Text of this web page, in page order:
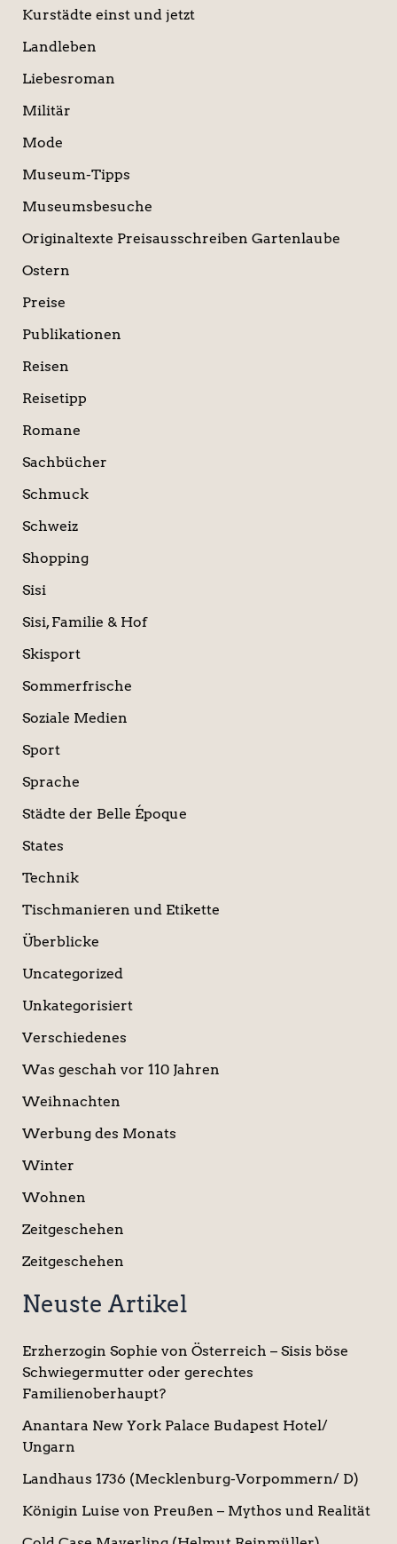
Kurstädte einst und jetzt
Landleben
Liebesroman
Militär
Mode
Museum-Tipps
Museumsbesuche
Originaltexte Preisausschreiben Gartenlaube
Ostern
Preise
Publikationen
Reisen
Reisetipp
Romane
Sachbücher
Schmuck
Schweiz
Shopping
Sisi
Sisi, Familie & Hof
Skisport
Sommerfrische
Soziale Medien
Sport
Sprache
Städte der Belle Époque
States
Technik
Tischmanieren und Etikette
Überblicke
Uncategorized
Unkategorisiert
Verschiedenes
Was geschah vor 110 Jahren
Weihnachten
Werbung des Monats
Winter
Wohnen
Zeitgeschehen
Zeitgeschehen
Neuste Artikel
Erzherzogin Sophie von Österreich – Sisis böse
Schwiegermutter oder gerechtes
Familienoberhaupt?
Anantara New York Palace Budapest Hotel/
Ungarn
Landhaus 1736 (Mecklenburg-Vorpommern/ D)
Königin Luise von Preußen – Mythos und Realität